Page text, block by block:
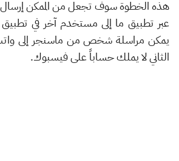
هذه الخطوة سوف تجعل من الممكن
عبر تطبيق ما إلى مستخدم آخر في
يمكن مراسلة شخص من ماسنجر إلى
الثاني لا يملك حساباً على فيسبوك.